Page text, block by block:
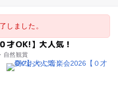
しました。
才OK!】大人気！
自然観賞